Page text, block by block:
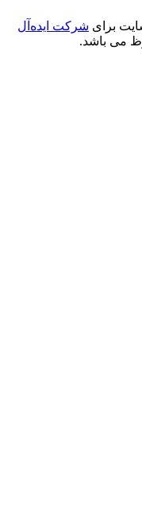
برای شرکت ایده‌آل
می باشد.